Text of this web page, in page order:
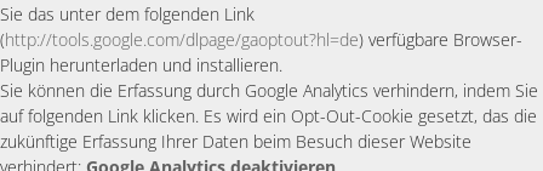
Sie das unter dem folgenden Link
(http://tools.google.com/dlpage/gaoptout?hl=de) verfügbare Browser-
Plugin herunterladen und installieren.
Sie können die Erfassung durch Google Analytics verhindern, indem Sie
auf folgenden Link klicken. Es wird ein Opt-Out-Cookie gesetzt, das die
zukünftige Erfassung Ihrer Daten beim Besuch dieser Website